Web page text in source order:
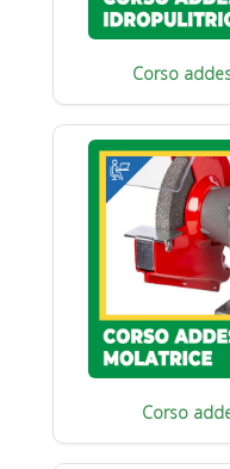
Corso
Corso